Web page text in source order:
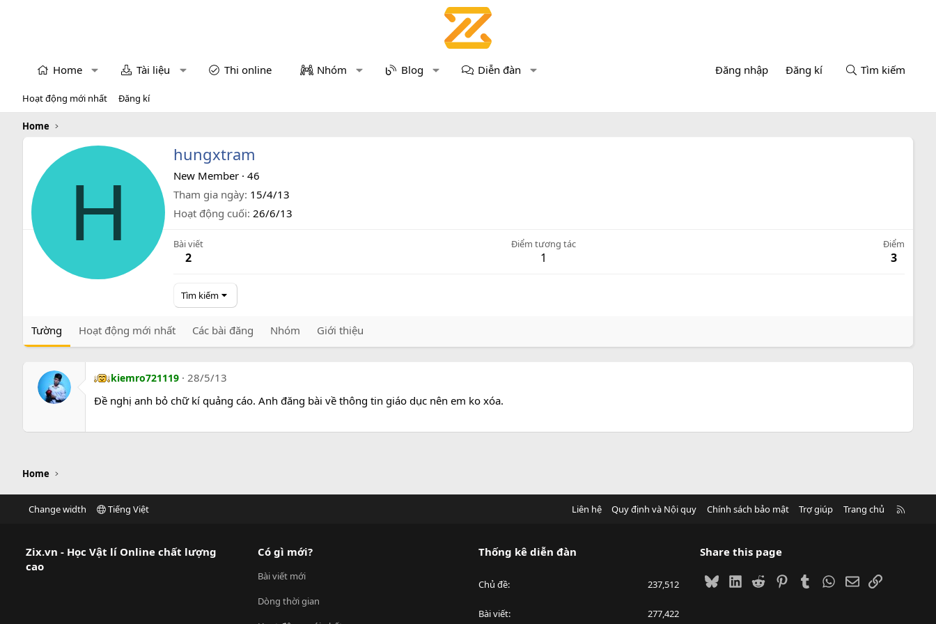
Home Tài liệu Thi online Nhóm Blog Diễn đàn Đăng nhập Đăng kí Tìm kiếm
Hoạt động mới nhất Đăng kí
Home
H
hungxtram
New Member · 46
Tham gia ngày 15/4/13
Hoạt động cuối 26/6/13
Bài viết
2
Điểm tương tác
1
Điểm
3
Tìm kiếm
Tường Hoạt động mới nhất Các bài đăng Nhóm Giới thiệu
kiemro721119
28/5/13
Đề nghị anh bỏ chữ kí quảng cáo. Anh đăng bài về thông tin giáo dục nên em ko xóa.
Home
Change width Tiếng Việt Liên hệ Quy định và Nội quy Chính sách bảo mật Trợ giúp Trang chủ
Zix.vn - Học Vật lí Online chất lượng
cao
Có gì mới?
Bài viết mới
Dòng thời gian
Thống kê diễn đàn
Chủ đề 237,512
Bài viết 277,422
Share this page
BlueskyLinkedIn
Reddit PinterestTumblrWhatsApp
EmailLink